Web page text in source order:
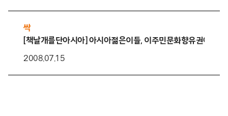
싹
[책날개를단아시아] 아시아젊은이들, 이주민문화향유권에 대
2008.07.15